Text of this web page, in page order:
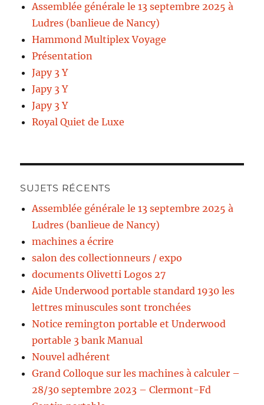
Assemblée générale le 13 septembre 2025 à
Ludres (banlieue de Nancy)
Hammond Multiplex Voyage
Présentation
Japy 3 Y
Japy 3 Y
Japy 3 Y
Royal Quiet de Luxe
SUJETS RÉCENTS
Assemblée générale le 13 septembre 2025 à
Ludres (banlieue de Nancy)
machines a écrire
salon des collectionneurs / expo
documents Olivetti Logos 27
Aide Underwood portable standard 1930 les
lettres minuscules sont tronchées
Notice remington portable et Underwood
portable 3 bank Manual
Nouvel adhérent
Grand Colloque sur les machines à calculer –
28/30 septembre 2023 – Clermont-Fd